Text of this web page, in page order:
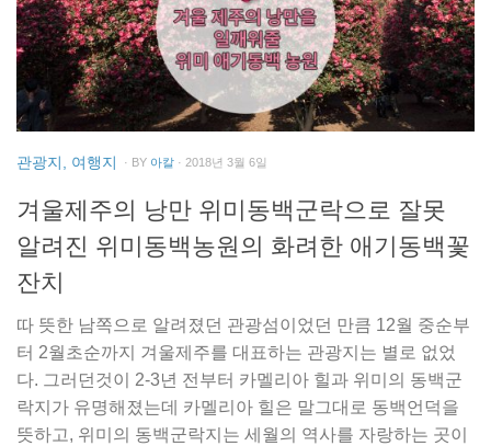
관광지, 여행지 · BY 아칼 · 2018년 3월 6일
겨울제주의 낭만 위미동백군락으로 잘못
알려진 위미동백농원의 화려한 애기동백꽃
잔치
따 뜻한 남쪽으로 알려졌던 관광섬이었던 만큼 12월 중순부
터 2월초순까지 겨울제주를 대표하는 관광지는 별로 없었
다. 그러던것이 2-3년 전부터 카멜리아 힐과 위미의 동백군
락지가 유명해졌는데 카멜리아 힐은 말그대로 동백언덕을
뜻하고, 위미의 동백군락지는 세월의 역사를 자랑하는 곳이